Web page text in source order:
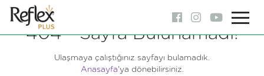
404 - Sayfa Bulunamadı!
Ulaşmaya çalıştığınız sayfayı bulamadık.
Anasayfa'ya dönebilirsiniz.